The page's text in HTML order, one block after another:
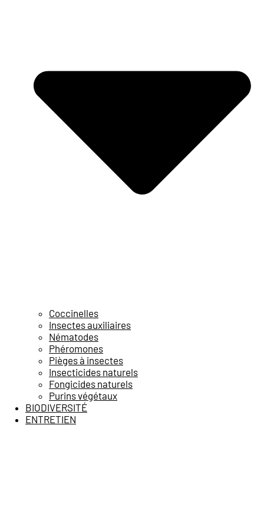
Coccinelles
Insectes auxiliaires
Nématodes
Phéromones
Pièges à insectes
Insecticides naturels
Fongicides naturels
Purins végétaux
BIODIVERSITÉ
ENTRETIEN